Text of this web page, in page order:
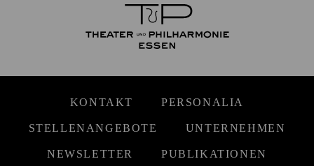
KONTAKT PERSONALIA
STELLENANGEBOTE UNTERNEHMEN
NEWSLETTER PUBLIKATIONEN